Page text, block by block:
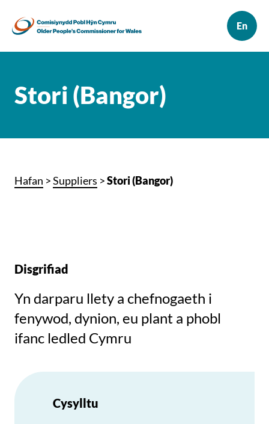
Stori (Bangor)
Hafan >Suppliers >Stori (Bangor)
Disgrifiad
Yn darparu llety a chefnogaeth i
fenywod, dynion, eu plant a phobl
ifanc ledled Cymru
Cysylltu